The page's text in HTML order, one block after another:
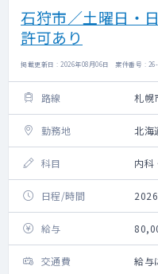
石狩市／土曜日・
許可あり
掲載更新日 : 2026年08月06日 案件番号 :
路線 札幌
勤務地 北海
科目 内科
日程/時間
給与
交通費 給与